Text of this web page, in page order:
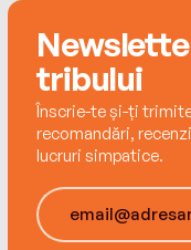
‘Epic storytelling’
‘Utterly
‘A book to lose
tribului
Înscrie-te și-ți
recomandări,
lucruri simpatice.